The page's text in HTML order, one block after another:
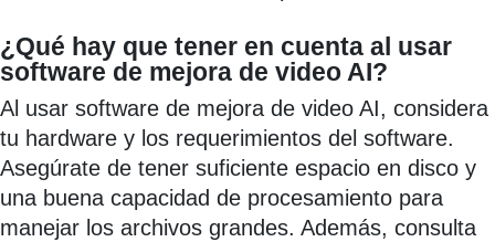
¿Qué hay que tener en cuenta al usar
software de mejora de video AI?
Al usar software de mejora de video AI, considera
tu hardware y los requerimientos del software.
Asegúrate de tener suficiente espacio en disco y
una buena capacidad de procesamiento para
manejar los archivos grandes. Además, consulta